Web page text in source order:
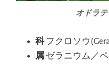
オドラ
科:フクロソウ
属:ゼラニウム／